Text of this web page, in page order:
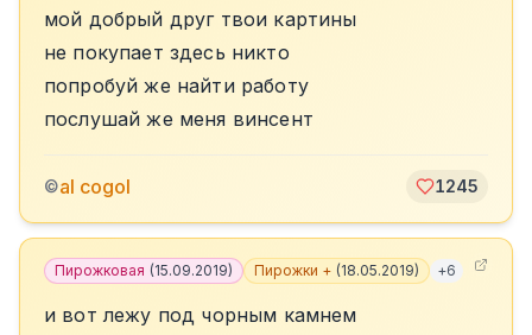
мой добрый друг твои картины
не покупает здесь никто
попробуй же найти работу
послушай же меня винсент
©al cogol 1245
Пирожковая (15.09.2019) Пирожки + (18.05.2019) +6
и вот лежу под чорным камнем